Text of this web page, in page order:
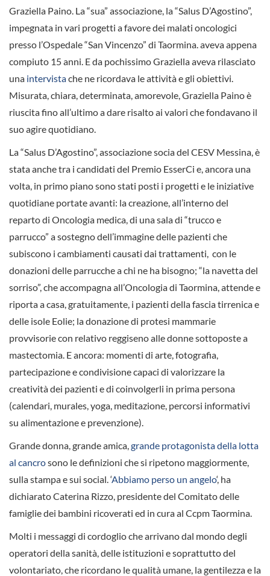
Graziella Paino. La “sua” associazione, la “Salus D’Agostino”,
impegnata in vari progetti a favore dei malati oncologici
presso l’Ospedale “San Vincenzo” di Taormina. aveva appena
compiuto 15 anni. E da pochissimo Graziella aveva rilasciato
una intervistache ne ricordava le attività e gli obiettivi.
Misurata, chiara, determinata, amorevole, Graziella Paino è
riuscita fino all’ultimo a dare risalto ai valori che fondavano il
suo agire quotidiano.
La “Salus D’Agostino”, associazione socia del CESV Messina, è
stata anche tra i candidati del Premio EsserCi e, ancora una
volta, in primo piano sono stati posti i progetti e le iniziative
quotidiane portate avanti: la creazione, all’interno del
reparto di Oncologia medica, di una sala di “trucco e
parrucco” a sostegno dell’immagine delle pazienti che
subiscono i cambiamenti causati dai trattamenti, con le
donazioni delle parrucche a chi ne ha bisogno; “la navetta del
sorriso”, che accompagna all’Oncologia di Taormina, attende e
riporta a casa, gratuitamente, i pazienti della fascia tirrenica e
delle isole Eolie; la donazione di protesi mammarie
provvisorie con relativo reggiseno alle donne sottoposte a
mastectomia. E ancora: momenti di arte, fotografia,
partecipazione e condivisione capaci di valorizzare la
creatività dei pazienti e di coinvolgerli in prima persona
(calendari, murales, yoga, meditazione, percorsi informativi
su alimentazione e prevenzione).
Grande donna, grande amica, grande protagonista della lotta
al cancrosono le definizioni che si ripetono maggiormente,
sulla stampa e sui social. ‘Abbiamo perso un angelo‘, ha
dichiarato Caterina Rizzo, presidente del Comitato delle
famiglie dei bambini ricoverati ed in cura al Ccpm Taormina.
Molti i messaggi di cordoglio che arrivano dal mondo degli
operatori della sanità, delle istituzioni e soprattutto del
volontariato, che ricordano le qualità umane, la gentilezza e la